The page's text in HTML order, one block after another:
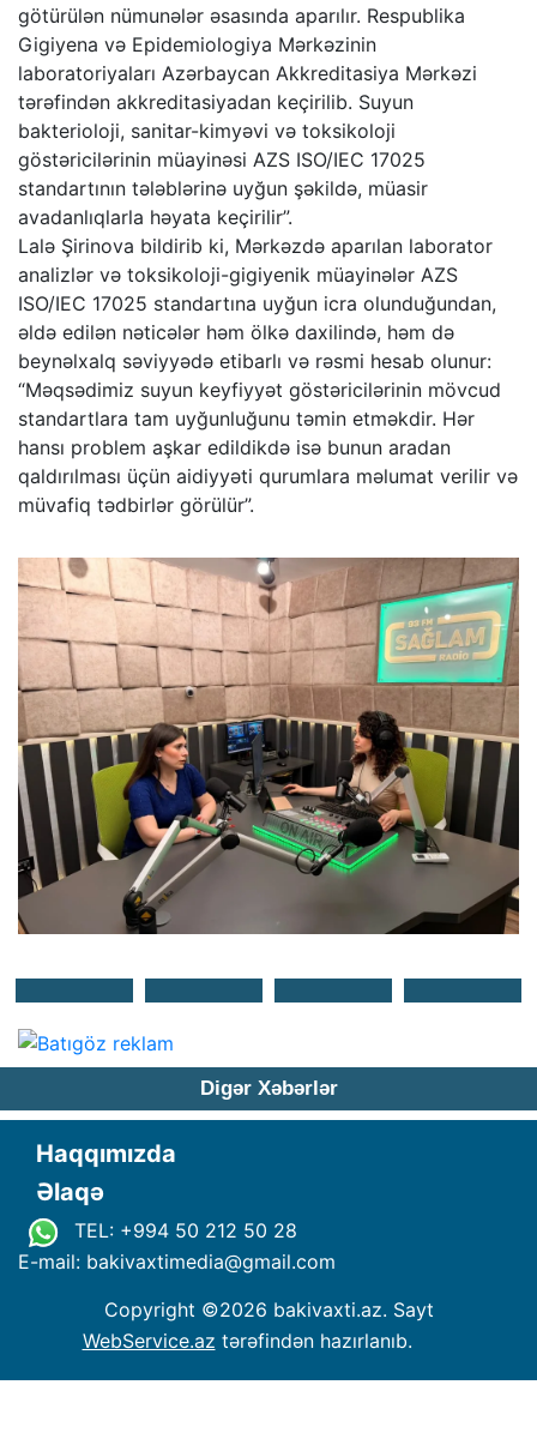
götürülən nümunələr əsasında aparılır. Respublika
Gigiyena və Epidemiologiya Mərkəzinin
laboratoriyaları Azərbaycan Akkreditasiya Mərkəzi
tərəfindən akkreditasiyadan keçirilib. Suyun
bakterioloji, sanitar-kimyəvi və toksikoloji
göstəricilərinin müayinəsi AZS ISO/IEC 17025
standartının tələblərinə uyğun şəkildə, müasir
avadanlıqlarla həyata keçirilir”.
Lalə Şirinova bildirib ki, Mərkəzdə aparılan laborator
analizlər və toksikoloji-gigiyenik müayinələr AZS
ISO/IEC 17025 standartına uyğun icra olunduğundan,
əldə edilən nəticələr həm ölkə daxilində, həm də
beynəlxalq səviyyədə etibarlı və rəsmi hesab olunur:
“Məqsədimiz suyun keyfiyyət göstəricilərinin mövcud
standartlara tam uyğunluğunu təmin etməkdir. Hər
hansı problem aşkar edildikdə isə bunun aradan
qaldırılması üçün aidiyyəti qurumlara məlumat verilir və
müvafiq tədbirlər görülür”.
Digər Xəbərlər
Haqqımızda
Əlaqə
TEL: +994 50 212 50 28
E-mail: bakivaxtimedia@gmail.com
Copyright ©2026 bakivaxti.az. Sayt
WebService.az tərəfindən hazırlanıb.